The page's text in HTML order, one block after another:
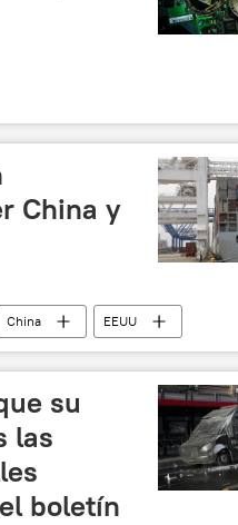
China y
China
EEUU
su
las
boletín